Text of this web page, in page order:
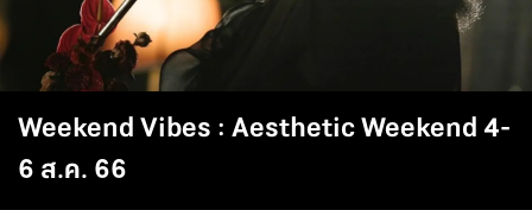
Weekend Vibes : Aesthetic Weekend 4-
6 ส.ค. 66